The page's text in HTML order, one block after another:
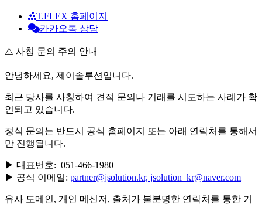
T.FLEX 홈페이지
카카오톡 상담
⚠️ 사칭 문의 주의 안내
안녕하세요, 제이솔루션입니다.
최근 당사를 사칭하여 견적 문의나 거래를 시도하는 사례가 확
인되고 있습니다.
정식 문의는 반드시 공식 홈페이지 또는 아래 연락처를 통해서
만 진행됩니다.
▶ 대표번호: 051-466-1980
▶ 공식 이메일: partner@jsolution.kr, jsolution_kr@naver.com
유사 도메인, 개인 메신저, 출처가 불분명한 연락처를 통한 거